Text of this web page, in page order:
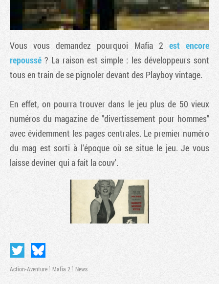
Vous vous demandez pourquoi Mafia 2 est encore
repoussé ? La raison est simple : les développeurs sont
tous en train de se pignoler devant des Playboy vintage.
En effet, on pourra trouver dans le jeu plus de 50 vieux
numéros du magazine de "divertissement pour hommes"
avec évidemment les pages centrales. Le premier numéro
du mag est sorti à l'époque où se situe le jeu. Je vous
laisse deviner qui a fait la couv'.
Action-Aventure Mafia 2 News
Tribune